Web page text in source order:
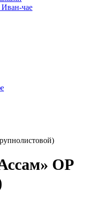
чае
OP